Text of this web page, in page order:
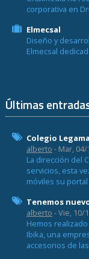
corporativa en
Elmecsal
Diseño y
Elmecsal
Últimas
Colegio
alberto - Mar,
La dirección del
servicios, esta
móviles su portal
Tenemos
alberto - Vie, 10/
Hemos
Ibika, una
accesorios de